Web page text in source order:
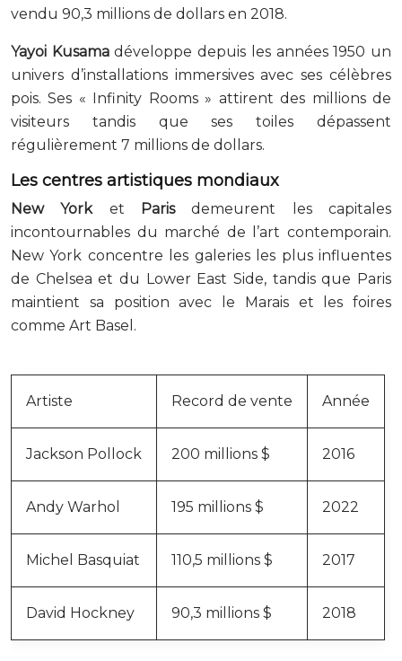
vendu 90,3 millions de dollars en 2018.
Yayoi Kusamadéveloppe depuis les années 1950 un
univers d’installations immersives avec ses célèbres
pois. Ses « Infinity Rooms » attirent des millions de
visiteurs tandis que ses toiles dépassent
régulièrement 7 millions de dollars.
Les centres artistiques mondiaux
New Yorket Parisdemeurent les capitales
incontournables du marché de l’art contemporain.
New York concentre les galeries les plus influentes
de Chelsea et du Lower East Side, tandis que Paris
maintient sa position avec le Marais et les foires
comme Art Basel.
Artiste Record de vente Année
Jackson Pollock 200 millions $ 2016
Andy Warhol 195 millions $ 2022
Michel Basquiat 110,5 millions $ 2017
David Hockney 90,3 millions $ 2018